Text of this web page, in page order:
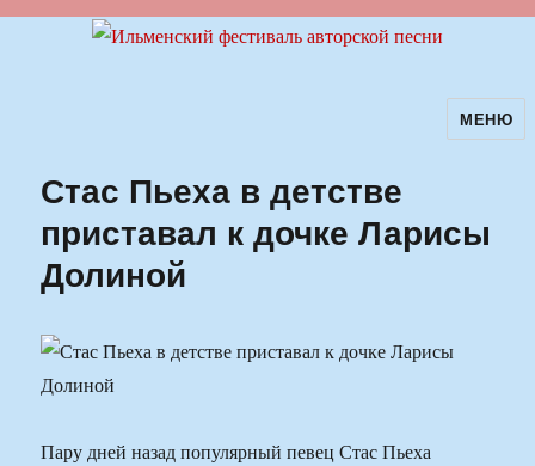
Ильменский фестиваль авторскойМЕНЮ
Стас Пьеха в детстве
приставал к дочке Ларисы
Долиной
Пару дней назад популярный певец Стас Пьеха